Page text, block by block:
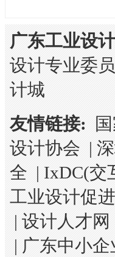
广东工业设
设计专业委
计城
友情链接:
设计协会|
全|IxDC(交
工业设计促
|设计人才网
|广东中小企